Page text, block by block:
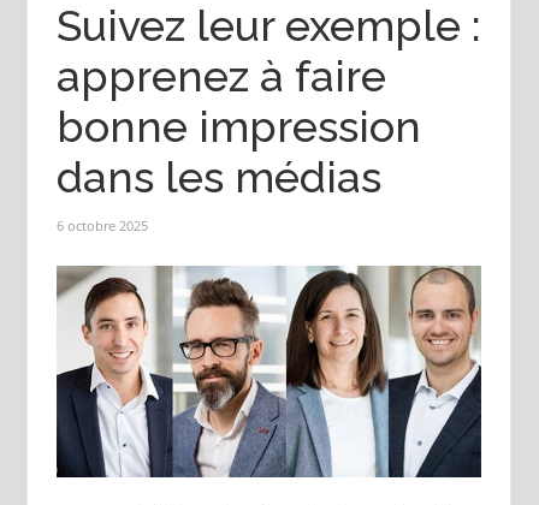
Suivez leur exemple :
apprenez à faire
bonne impression
dans les médias
6 octobre 2025